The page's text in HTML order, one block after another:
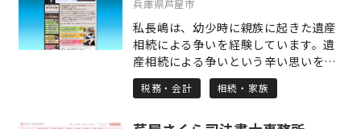
地を相続人間で分割したい場合など、
司法書士と連携してお力添えをいたし
ます。 どの専門家に相談したらいいか
分からない時も、悩みすぎず是非お気
軽にご相談ください。
兵庫県芦屋市
私長嶋は、幼少時に親族に起きた遺産
相続による争いを経験しています。遺
産相続による争いという辛い思いをみ
なさまには経験してもらいたくはあり
ません。このような遺産相続による争
税務・会計 相続・家族